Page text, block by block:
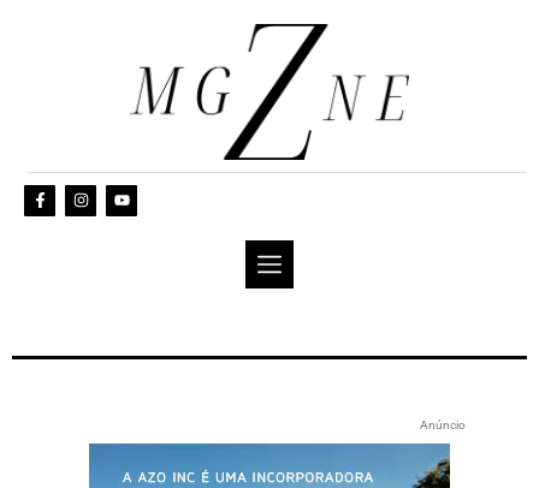
Anúncio